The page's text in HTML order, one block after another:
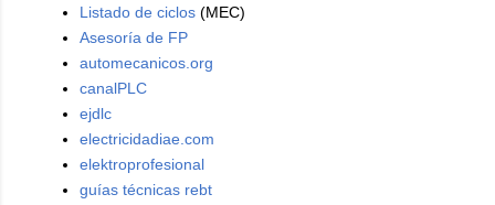
Listado de ciclos (MEC)
Asesoría de FP
automecanicos.org
canalPLC
ejdlc
electricidadiae.com
elektroprofesional
guías técnicas rebt